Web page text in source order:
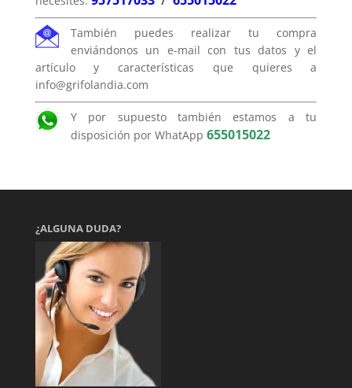
También puedes realizar tu compra
enviándonos un e-mail con tus datos y el
artículo y características que quieres a
info@grifolandia.com
Y por supuesto también estamos a tu
disposición por WhatApp 655015022
¿ALGUNA DUDA?